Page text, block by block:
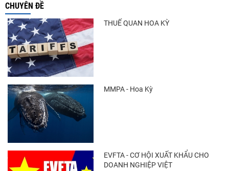
CHUYÊN ĐỀ
THUẾ QUAN HOA KỲ
MMPA - Hoa Kỳ
EVFTA - CƠ HỘI XUẤT KHẨU CHO
DOANH NGHIỆP VIỆT